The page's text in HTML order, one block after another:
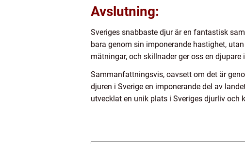
Avslutning:
Sveriges snabbaste djur är en fantastisk
bara genom sin imponerande hastighet,
mätningar, och skillnader ger oss en
Sammanfattningsvis, oavsett om det är
djuren i Sverige en imponerande del av
utvecklat en unik plats i Sveriges djurliv och